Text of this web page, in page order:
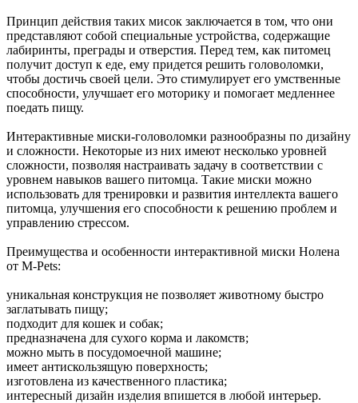
Принцип действия таких мисок заключается в том, что они
представляют собой специальные устройства, содержащие
лабиринты, преграды и отверстия. Перед тем, как питомец
получит доступ к еде, ему придется решить головоломки,
чтобы достичь своей цели. Это стимулирует его умственные
способности, улучшает его моторику и помогает медленнее
поедать пищу.
Интерактивные миски-головоломки разнообразны по дизайну
и сложности. Некоторые из них имеют несколько уровней
сложности, позволяя настраивать задачу в соответствии с
уровнем навыков вашего питомца. Такие миски можно
использовать для тренировки и развития интеллекта вашего
питомца, улучшения его способности к решению проблем и
управлению стрессом.
Преимущества и особенности интерактивной миски Нолена
от M-Pets:
уникальная конструкция не позволяет животному быстро
заглатывать пищу;
подходит для кошек и собак;
предназначена для сухого корма и лакомств;
можно мыть в посудомоечной машине;
имеет антискользящую поверхность;
изготовлена из качественного пластика;
интересный дизайн изделия впишется в любой интерьер.